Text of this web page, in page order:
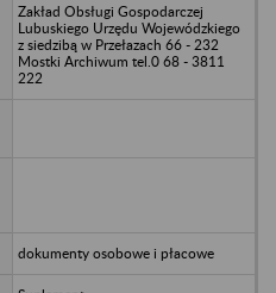
Zakład Obsługi Gospodarczej
Lubuskiego Urzędu Wojewódzkiego
z siedzibą w Przełazach 66 - 232
Mostki Archiwum tel.0 68 - 3811
222
dokumenty osobowe i płacowe